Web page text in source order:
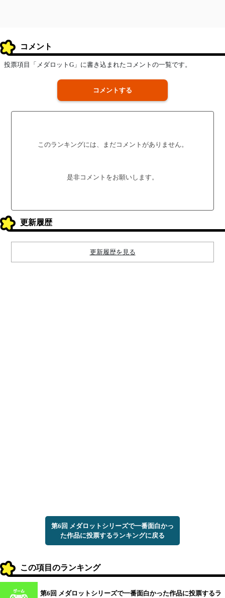
コメント
投票項目「メダロットG」に書き込まれたコメントの一覧です。
コメントする
このランキングには、まだコメントがありません。
是非コメントをお願いします。
更新履歴
更新履歴を見る
第6回 メダロットシリーズで一番面白かっ
た作品に投票するランキングに戻る
この項目のランキング
第6回 メダロットシリーズで一番面白かった作品に投票するラ